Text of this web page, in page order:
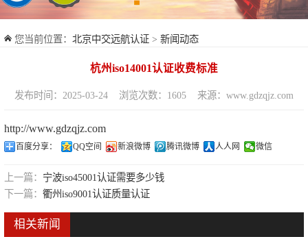
您当前位置： 北京中交远航认证 > 新闻动态
杭州iso14001认证收费标准
发布时间：2025-03-24 浏览次数：1605 来源：www.gdzqjz.com
http://www.gdzqjz.com
百度分享： QQ空间 新浪微博 腾讯微博 人人网 微信
上一篇： 宁波iso45001认证需要多少钱
下一篇： 衢州iso9001认证质量认证
相关新闻
ISO45001职业健康安全管理体系认证
交通运输服务认证
ISO27001信息安全管理体系认证
培训管理体系认证